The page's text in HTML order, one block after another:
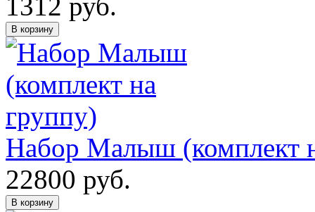
В корзину
Набор Малыш (комплект
22800 руб.
В корзину